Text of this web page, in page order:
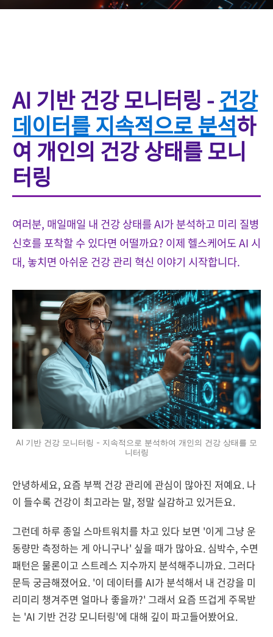
AI 기반 건강 모니터링 -건강
데이터를 지속적으로 분석하
여 개인의 건강 상태를 모니
터링
여러분, 매일매일 내 건강 상태를 AI가 분석하고 미리 질병
신호를 포착할 수 있다면 어떨까요? 이제 헬스케어도 AI 시
대, 놓치면 아쉬운 건강 관리 혁신 이야기 시작합니다.
AI 기반 건강 모니터링 - 지속적으로 분석하여 개인의 건강 상태를 모
니터링
안녕하세요, 요즘 부쩍 건강 관리에 관심이 많아진 저예요. 나
이 들수록 건강이 최고라는 말, 정말 실감하고 있거든요.
그런데 하루 종일 스마트워치를 차고 있다 보면 '이게 그냥 운
동량만 측정하는 게 아니구나' 싶을 때가 많아요. 심박수, 수면
패턴은 물론이고 스트레스 지수까지 분석해주니까요. 그러다
문득 궁금해졌어요. '이 데이터를 AI가 분석해서 내 건강을 미
리미리 챙겨주면 얼마나 좋을까?' 그래서 요즘 뜨겁게 주목받
는 'AI 기반 건강 모니터링'에 대해 깊이 파고들어봤어요.